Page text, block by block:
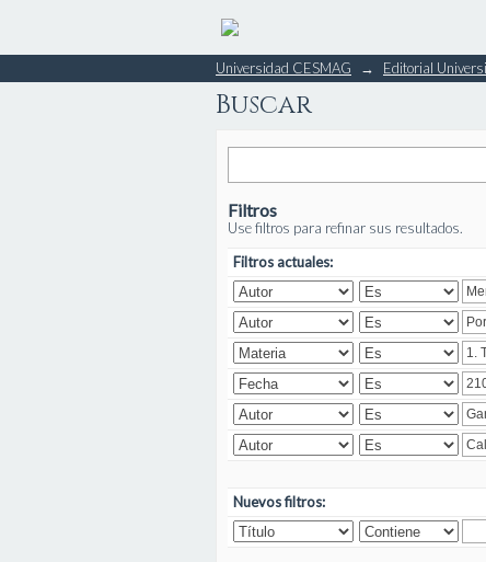
Buscar
Universidad CESMAG → Editorial
Buscar
Filtros
Use filtros para refinar sus resultados.
Filtros actuales:
Nuevos filtros: